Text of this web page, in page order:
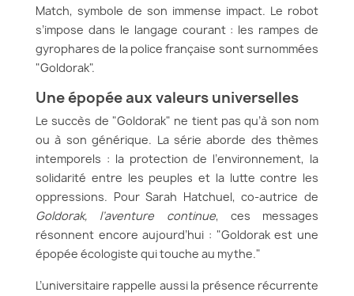
Match, symbole de son immense impact. Le robot
s’impose dans le langage courant : les rampes de
gyrophares de la police française sont surnommées
"Goldorak".
Une épopée aux valeurs universelles
Le succès de "Goldorak" ne tient pas qu’à son nom
ou à son générique. La série aborde des thèmes
intemporels : la protection de l’environnement, la
solidarité entre les peuples et la lutte contre les
oppressions. Pour Sarah Hatchuel, co-autrice de
Goldorak, l’aventure continue, ces messages
résonnent encore aujourd’hui : "Goldorak est une
épopée écologiste qui touche au mythe."
L’universitaire rappelle aussi la présence récurrente